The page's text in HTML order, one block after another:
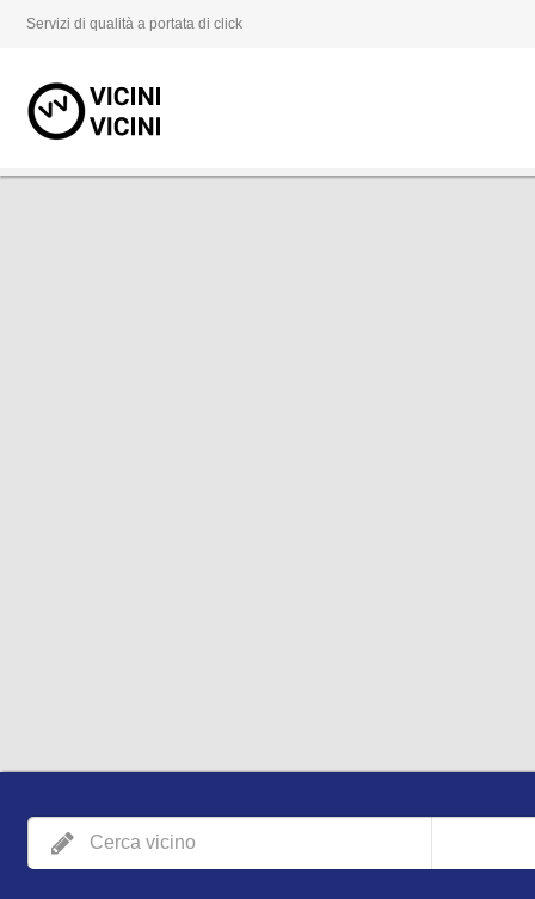
Servizi di qualità a portata di click